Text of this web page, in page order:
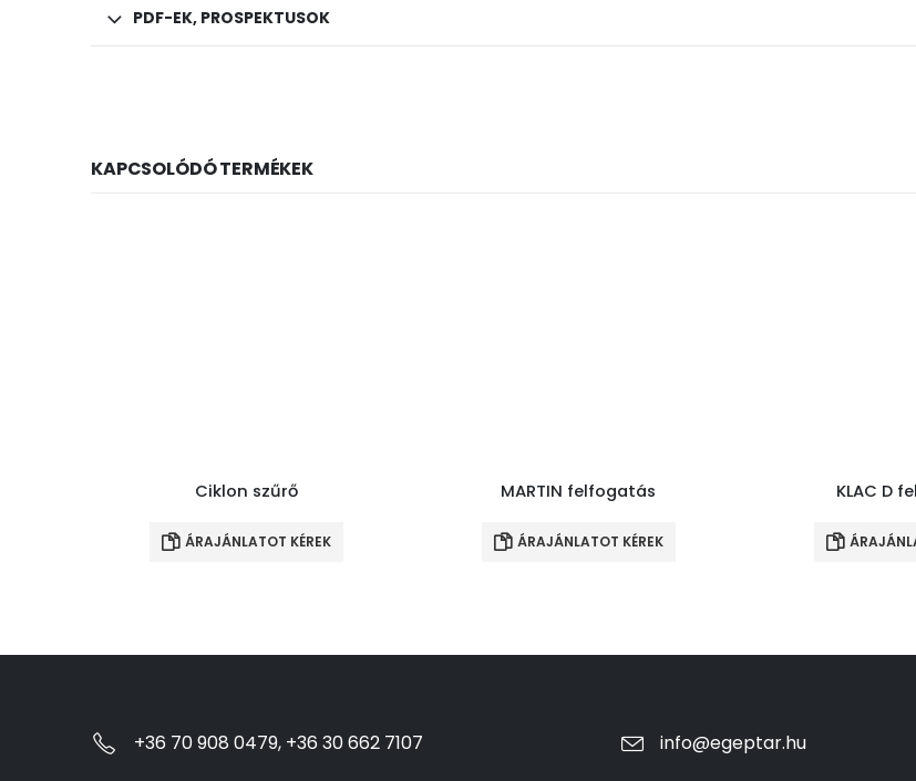
PDF-EK, PROSPEKTUSOK
KAPCSOLÓDÓ TERMÉKEK
Ciklon szűrő
ÁRAJÁNLATOT KÉREK
MARTIN felfogatás
ÁRAJÁNLATOT KÉREK
KLAC D
+36 70 908 0479, +36 30 662 7107 info@egeptar.hu